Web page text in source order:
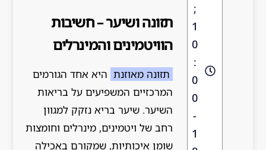
;
1
0
:
0
0
-
1
תזונה ושיער – חשיבות
הוויטמינים והמינרלים
תזונה מאוזנת היא אחד הגורמים
המרכזיים המשפיעים על בריאות
השיער. שיער בריא נזקק למגוון
רחב של ויטמינים, מינרלים וחומצות
שומן איכותיות, שמקורם באכילה